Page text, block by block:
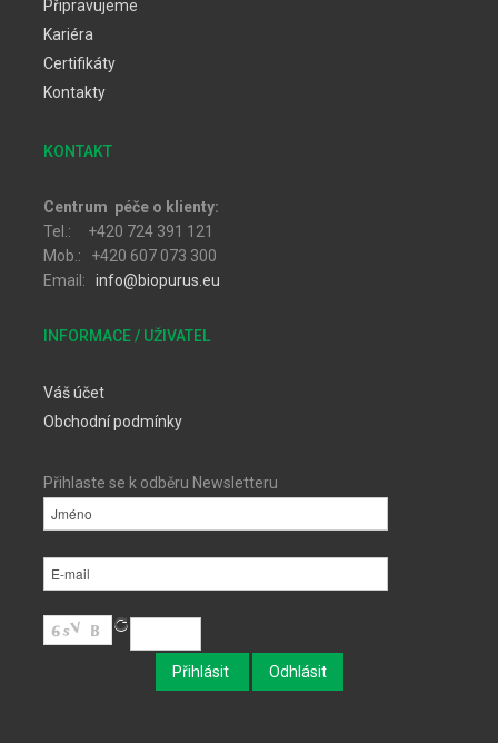
Připravujeme
Kariéra
Certifikáty
Kontakty
KONTAKT
Centrum péče o klienty:
Tel.: +420 724 391 121
Mob.: +420 607 073 300
Email: info@biopurus.eu
INFORMACE / UŽIVATEL
Váš účet
Obchodní podmínky
Přihlaste se k odběru Newsletteru